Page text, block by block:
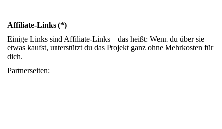
Affiliate-Links (*)
Einige Links sind Affiliate-Links – das heißt: Wenn du über sie
etwas kaufst, unterstützt du das Projekt ganz ohne Mehrkosten für
dich.
Partnerseiten: